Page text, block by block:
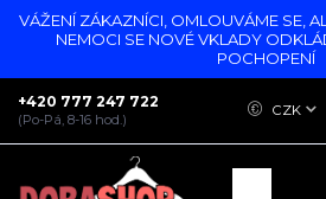
VÁŽENÍ ZÁKAZNÍCI, OMLOUVÁME SE,
NEMOCI SE NOVÉ VKLADY
POCHOPENÍ
CZK
+420 777 247 722
(Po-Pá, 8-16 hod.)